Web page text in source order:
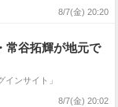
8/7(金) 20:20
常谷拓輝が地元で
ンサイト」
8/7(金) 20:02